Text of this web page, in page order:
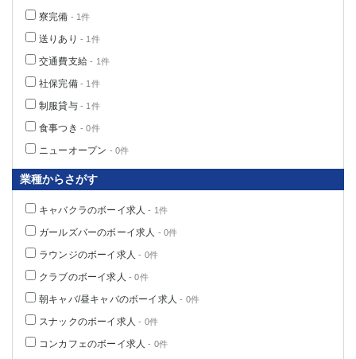
寮完備 - 1件
送りあり - 1件
交通費支給 - 1件
社保完備- 1件
制服貸与- 1件
食事つき - 0件
ニューオープン - 0件
業種からさがす
キャバクラのボーイ求人 - 1件
ガールズバーのボーイ求人 - 0件
ラウンジのボーイ求人 - 0件
クラブのボーイ求人 - 0件
朝キャバ/昼キャバのボーイ求人 - 0件
スナックのボーイ求人 - 0件
コンカフェのボーイ求人 - 0件
成田
西船橋
八千代台
東金
栃木県
茨城県
群馬県
高崎